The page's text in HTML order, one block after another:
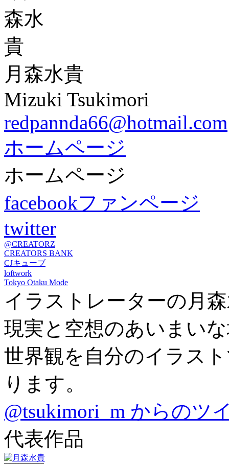
月森水貴
Mizuki Tsukimori
redpannda66@hotmail.com
ホームページ
ホームページ
facebookファンページ
twitter
@CREATORZ
CREATORS BANK
CJキューブ
loftwork
Tokyo Otaku Mode
イラストレーターの月
現実と空想のあいまい
世界観を自分のイラス
ります。
@tsukimori_m からのツ
代表作品